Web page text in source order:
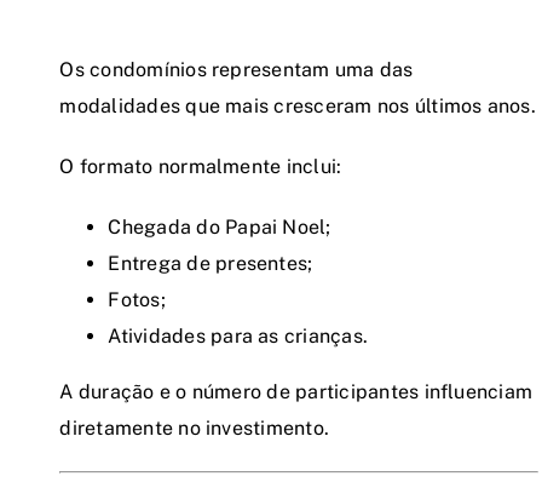
Os condomínios representam uma das
modalidades que mais cresceram nos últimos anos.
O formato normalmente inclui:
Chegada do Papai Noel;
Entrega de presentes;
Fotos;
Atividades para as crianças.
A duração e o número de participantes influenciam
diretamente no investimento.